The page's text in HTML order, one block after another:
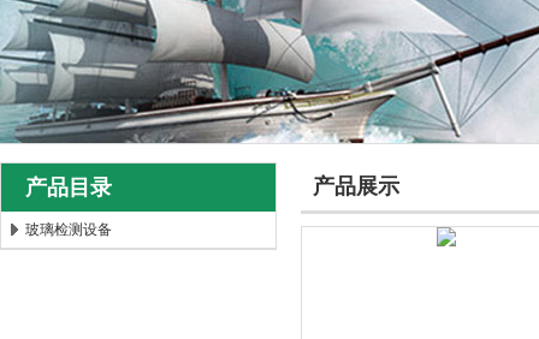
产品目录
玻璃检测设备
产品展示